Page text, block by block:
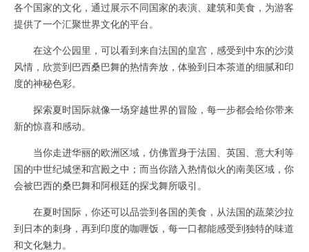
各个国家的文化，通过展示不同国家的表演、建筑和美食，为游客
提供了一个汇聚世界文化的平台。
在这个公园里，可以看到来自法国的皇宫，感受到中东的沙漠
风情，欣赏到巴西桑巴舞的热情奔放，体验到日本茶道的细腻和印
度的神秘色彩。
探索夏时国际就像一场穿越世界的冒险，每一步都会给你带来
新的惊喜和感动。
当你走进华丽的欧洲区域，仿佛置身于法国、英国、意大利等
国的中世纪城堡和宫殿之中；而当你踏入热情似火的南美区域，你
会被巴西的桑巴舞和阿根廷的探戈舞所吸引。
在夏时国际，你还可以品尝到各国的美食，从法国的蔬菜沙拉
到日本的刺身，再到印度的咖喱饭，每一口都能感受到独特的味道
和文化魅力。